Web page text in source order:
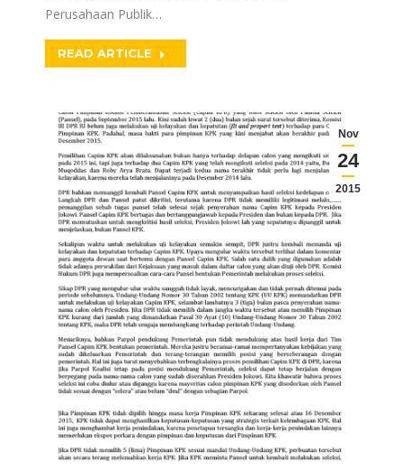
Perusahaan Publik…
READ ARTICLE
Nov
24
2015